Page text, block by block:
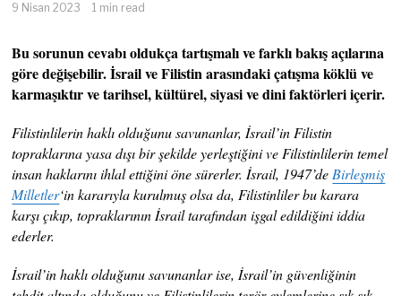
9 Nisan 2023 1 min read
Bu sorunun cevabı oldukça tartışmalı ve farklı bakış açılarına
göre değişebilir. İsrail ve Filistin arasındaki çatışma köklü ve
karmaşıktır ve tarihsel, kültürel, siyasi ve dini faktörleri içerir.
Filistinlilerin haklı olduğunu savunanlar, İsrail’in Filistin
topraklarına yasa dışı bir şekilde yerleştiğini ve Filistinlilerin temel
insan haklarını ihlal ettiğini öne sürerler. İsrail, 1947’de Birleşmiş
Milletler‘in kararıyla kurulmuş olsa da, Filistinliler bu karara
karşı çıkıp, topraklarının İsrail tarafından işgal edildiğini iddia
ederler.
İsrail’in haklı olduğunu savunanlar ise, İsrail’in güvenliğinin